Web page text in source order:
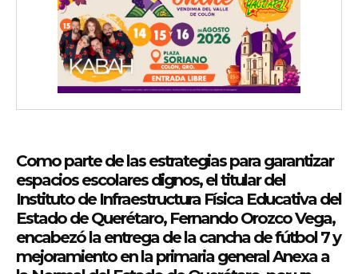
Como parte de las estrategias para garantizar
espacios escolares dignos, el titular del
Instituto de Infraestructura Física Educativa del
Estado de Querétaro, Fernando Orozco Vega,
encabezó la entrega de la cancha de fútbol 7 y
mejoramiento en la primaria general Anexa a